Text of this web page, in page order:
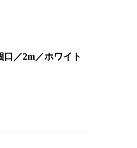
／2m／ホワイト